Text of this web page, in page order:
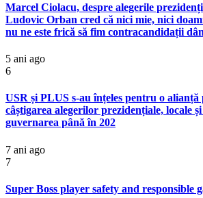
Marcel Ciolacu, despre alegerile
Ludovic Orban cred că nici mie, nici
nu ne este frică să fim contracandidații
5 ani ago
6
USR și PLUS s-au înțeles pentru o alianță
câștigarea alegerilor prezidențiale, locale
guvernarea până în 202
7 ani ago
7
Super Boss player safety and responsible